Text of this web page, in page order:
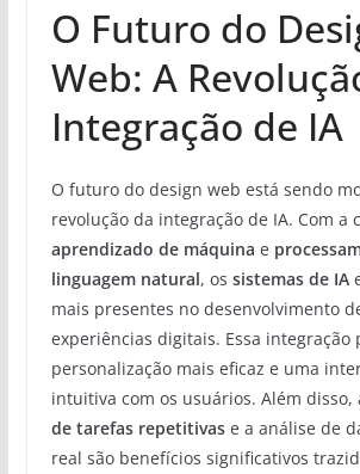
O Futuro do
Web: A
Integração de IA
O futuro do design web está sendo
revolução da integração de IA. Com a
aprendizado de máquina e
linguagem natural, os sistemas de IA
mais presentes no desenvolvimento
experiências digitais. Essa integração
personalização mais eficaz e uma
intuitiva com os usuários. Além disso,
de tarefas repetitivase a análise de
real são benefícios significativos